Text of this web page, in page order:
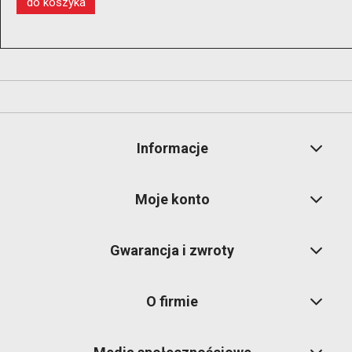
Informacje
Moje konto
Gwarancja i zwroty
O firmie